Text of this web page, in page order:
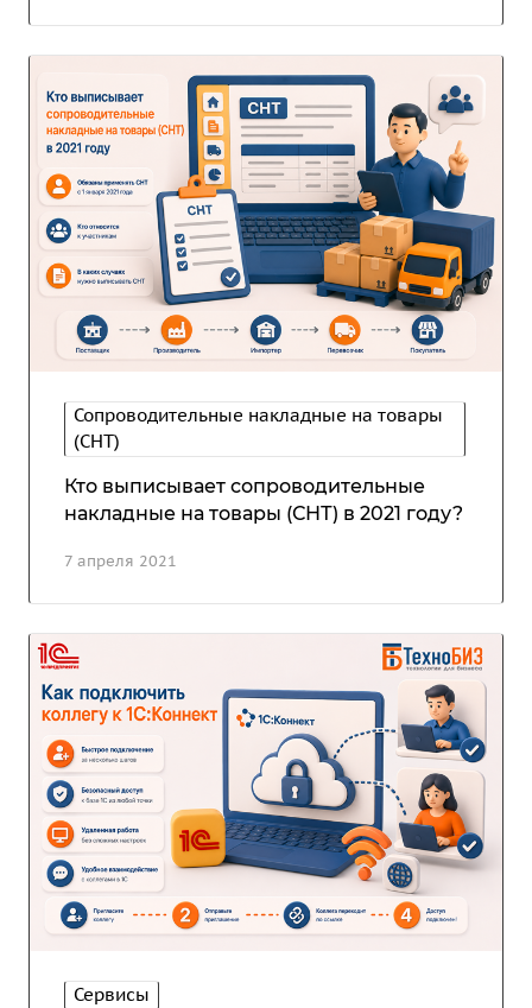
Сопроводительные накладные на товары
(СНТ)
7 апреля 2021
Кто выписывает сопроводительные
накладные на товары (СНТ) в 2021 году?
Сервисы